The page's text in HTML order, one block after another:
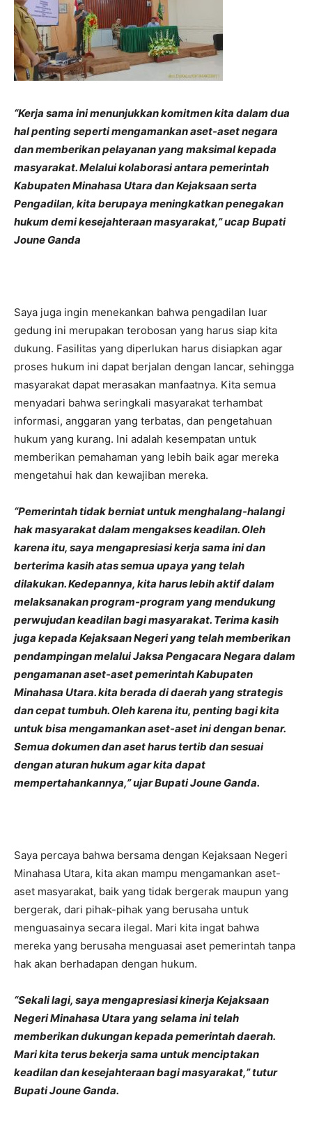
“Kerja sama ini menunjukkan komitmen kita dalam dua
hal penting seperti mengamankan aset-aset negara
dan memberikan pelayanan yang maksimal kepada
masyarakat. Melalui kolaborasi antara pemerintah
Kabupaten Minahasa Utara dan Kejaksaan serta
Pengadilan, kita berupaya meningkatkan penegakan
hukum demi kesejahteraan masyarakat,” ucap Bupati
Joune Ganda
Saya juga ingin menekankan bahwa pengadilan luar
gedung ini merupakan terobosan yang harus siap kita
dukung. Fasilitas yang diperlukan harus disiapkan agar
proses hukum ini dapat berjalan dengan lancar, sehingga
masyarakat dapat merasakan manfaatnya. Kita semua
menyadari bahwa seringkali masyarakat terhambat
informasi, anggaran yang terbatas, dan pengetahuan
hukum yang kurang. Ini adalah kesempatan untuk
memberikan pemahaman yang lebih baik agar mereka
mengetahui hak dan kewajiban mereka.
“Pemerintah tidak berniat untuk menghalang-halangi
hak masyarakat dalam mengakses keadilan. Oleh
karena itu, saya mengapresiasi kerja sama ini dan
berterima kasih atas semua upaya yang telah
dilakukan. Kedepannya, kita harus lebih aktif dalam
melaksanakan program-program yang mendukung
perwujudan keadilan bagi masyarakat. Terima kasih
juga kepada Kejaksaan Negeri yang telah memberikan
pendampingan melalui Jaksa Pengacara Negara dalam
pengamanan aset-aset pemerintah Kabupaten
Minahasa Utara. kita berada di daerah yang strategis
dan cepat tumbuh. Oleh karena itu, penting bagi kita
untuk bisa mengamankan aset-aset ini dengan benar.
Semua dokumen dan aset harus tertib dan sesuai
dengan aturan hukum agar kita dapat
mempertahankannya,” ujar Bupati Joune Ganda.
Saya percaya bahwa bersama dengan Kejaksaan Negeri
Minahasa Utara, kita akan mampu mengamankan aset-
aset masyarakat, baik yang tidak bergerak maupun yang
bergerak, dari pihak-pihak yang berusaha untuk
menguasainya secara ilegal. Mari kita ingat bahwa
mereka yang berusaha menguasai aset pemerintah tanpa
hak akan berhadapan dengan hukum.
“Sekali lagi, saya mengapresiasi kinerja Kejaksaan
Negeri Minahasa Utara yang selama ini telah
memberikan dukungan kepada pemerintah daerah.
Mari kita terus bekerja sama untuk menciptakan
keadilan dan kesejahteraan bagi masyarakat,” tutur
Bupati Joune Ganda.